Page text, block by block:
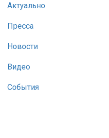
Актуально
Пресса
Новости
Видео
События